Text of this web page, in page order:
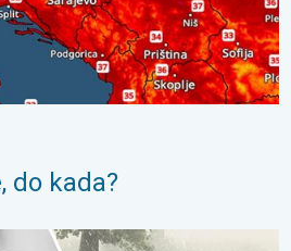
do kada?
Nevrijeme. . . petak, 7.